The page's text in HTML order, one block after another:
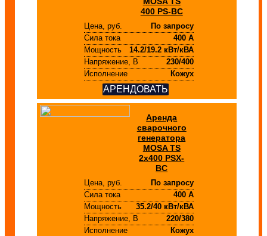
400 PS-BC
Цена, руб.
По запросу
Сила тока
400 А
Мощность
14.2/19.2 кВт/кВА
Напряжение, В
230/400
Исполнение
Кожух
АРЕНДОВАТЬ
Аренда
сварочного
генератора
MOSA TS
2x400 PSX-
BC
Цена, руб.
По запросу
Сила тока
400 А
Мощность
35.2/40 кВт/кВА
Напряжение, В
220/380
Исполнение
Кожух